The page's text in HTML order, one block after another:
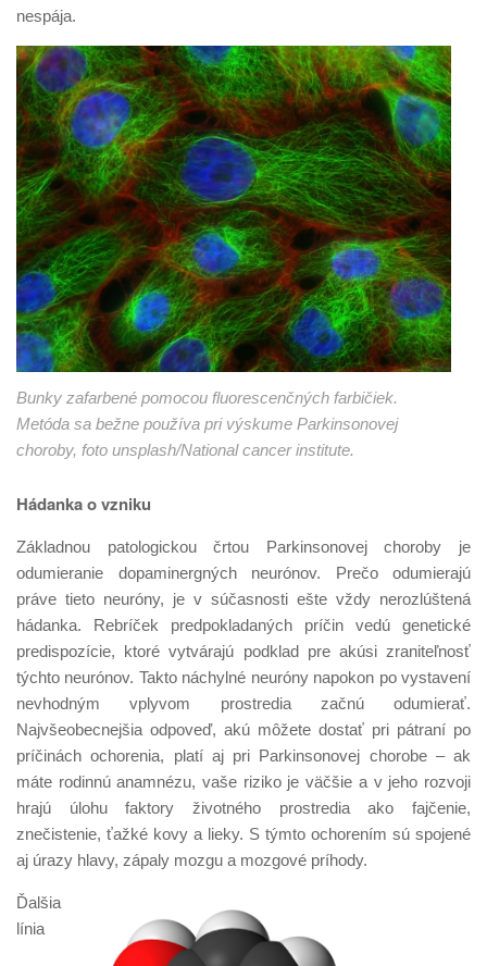
nespája.
Bunky zafarbené pomocou fluorescenčných farbičiek.
Metóda sa bežne používa pri výskume Parkinsonovej
choroby, foto unsplash/National cancer institute.
Hádanka o vzniku
Základnou patologickou črtou Parkinsonovej choroby je
odumieranie dopaminergných neurónov. Prečo odumierajú
práve tieto neuróny, je v súčasnosti ešte vždy nerozlúštená
hádanka. Rebríček predpokladaných príčin vedú genetické
predispozície, ktoré vytvárajú podklad pre akúsi zraniteľnosť
týchto neurónov. Takto náchylné neuróny napokon po vystavení
nevhodným vplyvom prostredia začnú odumierať.
Najvšeobecnejšia odpoveď, akú môžete dostať pri pátraní po
príčinách ochorenia, platí aj pri Parkinsonovej chorobe – ak
máte rodinnú anamnézu, vaše riziko je väčšie a v jeho rozvoji
hrajú úlohu faktory životného prostredia ako fajčenie,
znečistenie, ťažké kovy a lieky. S týmto ochorením sú spojené
aj úrazy hlavy, zápaly mozgu a mozgové príhody.
Ďalšia
línia